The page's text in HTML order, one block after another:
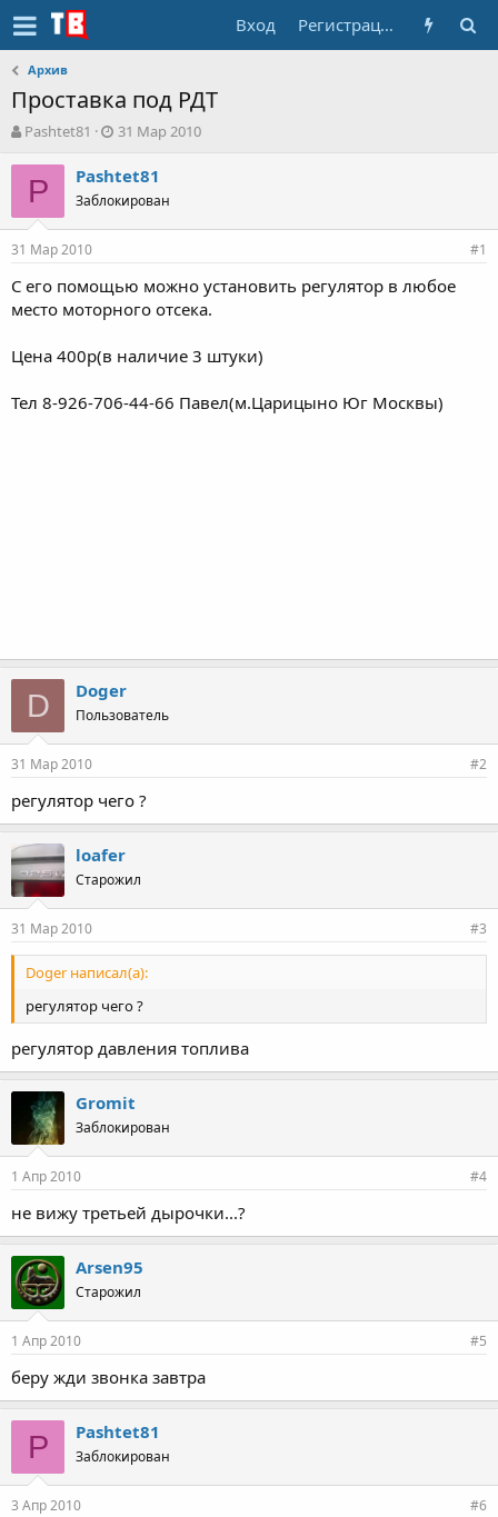
Вход Регистрация
Архив
Проставка под РДТ
А
т
т
е
ы
Pashtet81
Д
т
н
а
л
а
31 Мар 2010
P Pashtet81
Заблокирован
31 Мар 2010 #1
С его помощью можно установить регулятор в любое
место моторного отсека.
Цена 400р(в наличие 3 штуки)
Тел 8-926-706-44-66 Павел(м.Царицыно Юг Москвы)
D Doger
Пользователь
31 Мар 2010 #2
регулятор чего ?
loafer
Старожил
31 Мар 2010 #3
Doger написал(а):
регулятор чего ?
регулятор давления топлива
Gromit
Заблокирован
1 Апр 2010 #4
не вижу третьей дырочки...?
Arsen95
Старожил
1 Апр 2010 #5
беру жди звонка завтра
P Pashtet81
Заблокирован
3 Апр 2010 #6